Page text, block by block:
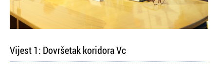
Vijest 1: Dovršetak koridora Vc